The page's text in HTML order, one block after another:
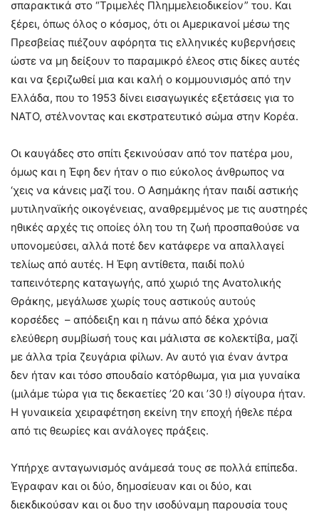
σπαρακτικά στο “Τριμελές Πλημμελειοδικείον” του. Και
ξέρει, όπως όλος ο κόσμος, ότι οι Αμερικανοί μέσω της
Πρεσβείας πιέζουν αφόρητα τις ελληνικές κυβερνήσεις
ώστε να μη δείξουν το παραμικρό έλεος στις δίκες αυτές
και να ξεριζωθεί μια και καλή ο κομμουνισμός από την
Ελλάδα, που το 1953 δίνει εισαγωγικές εξετάσεις για το
ΝΑΤΟ, στέλνοντας και εκστρατευτικό σώμα στην Κορέα.
Οι καυγάδες στο σπίτι ξεκινούσαν από τον πατέρα μου,
όμως και η Έφη δεν ήταν ο πιο εύκολος άνθρωπος να
‘χεις να κάνεις μαζί του. Ο Ασημάκης ήταν παιδί αστικής
μυτιληναϊκής οικογένειας, αναθρεμμένος με τις αυστηρές
ηθικές αρχές τις οποίες όλη του τη ζωή προσπαθούσε να
υπονομεύσει, αλλά ποτέ δεν κατάφερε να απαλλαγεί
τελίως από αυτές. Η Έφη αντίθετα, παιδί πολύ
ταπεινότερης καταγωγής, από χωριό της Ανατολικής
Θράκης, μεγάλωσε χωρίς τους αστικούς αυτούς
κορσέδες – απόδειξη και η πάνω από δέκα χρόνια
ελεύθερη συμβίωσή τους και μάλιστα σε κολεκτίβα, μαζί
με άλλα τρία ζευγάρια φίλων. Αν αυτό για έναν άντρα
δεν ήταν και τόσο σπουδαίο κατόρθωμα, για μια γυναίκα
(μιλάμε τώρα για τις δεκαετίες ’20 και ’30 !) σίγουρα ήταν.
Η γυναικεία χειραφέτηση εκείνη την εποχή ήθελε πέρα
από τις θεωρίες και ανάλογες πράξεις.
Υπήρχε ανταγωνισμός ανάμεσά τους σε πολλά επίπεδα.
Έγραφαν και οι δύο, δημοσίευαν και οι δύο, και
διεκδικούσαν και οι δυο την ισοδύναμη παρουσία τους